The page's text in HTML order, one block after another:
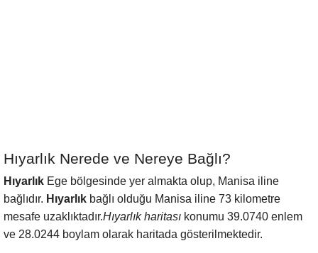
Hıyarlık Nerede ve Nereye Bağlı?
Hıyarlık Ege bölgesinde yer almakta olup, Manisa iline
bağlıdır. Hıyarlık bağlı olduğu Manisa iline 73 kilometre
mesafe uzaklıktadır.Hıyarlık haritası konumu 39.0740 enlem
ve 28.0244 boylam olarak haritada gösterilmektedir.